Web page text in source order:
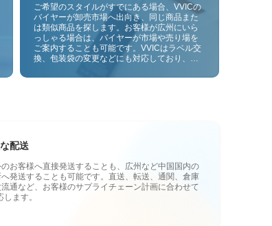
ご希望のスタイルがすでにある場合、VVICの
バイヤーが卸売市場へ出向き、同じ商品また
は類似商品を探します。お客様が広州にいら
っしゃる場合は、バイヤーが市場や売り場を
ご案内することも可能です。VVICはラベル交
換、包装袋の変更などにも対応しており、今
にも対応予定です。仕入れをお客様のビジネ
配送
お客様へ直接発送することも、広州など中国国内の
発送することも可能です。直送、転送、通関、倉庫
通など、お客様のサプライチェーン計画に合わせて
ます。